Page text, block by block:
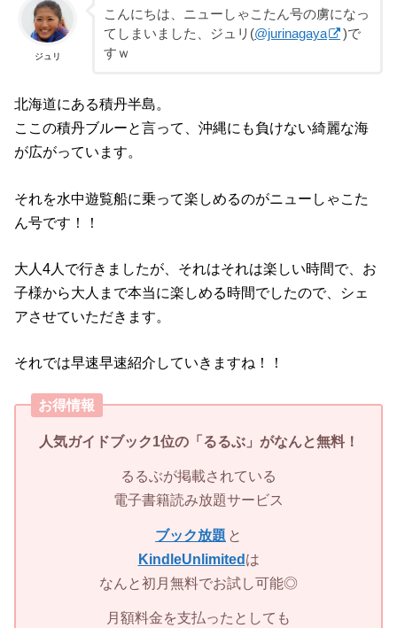
ジュリ
こんにちは、ニューしゃこたん号の虜になっ
てしまいました、ジュリ(@jurinagaya
)で
すｗ
北海道にある積丹半島。
ここの積丹ブルーと言って、沖縄にも負けない綺麗な海
が広がっています。
それを水中遊覧船に乗って楽しめるのがニューしゃこた
ん号です！！
大人4人で行きましたが、それはそれは楽しい時間で、お
子様から大人まで本当に楽しめる時間でしたので、シェ
アさせていただきます。
それでは早速早速紹介していきますね！！
お得情報
人気ガイドブック1位の「 るるぶ」 がなんと無料！
るるぶが掲載されている
電子書籍読み放題サービス
ブック放題 と
KindleUnlimited は
なんと初月無料でお試し可能◎
月額料金を支払ったとしても